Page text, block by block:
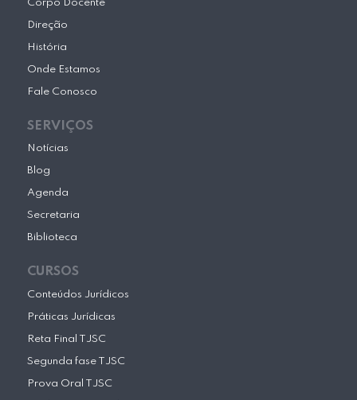
Corpo Docente
Direção
História
Onde Estamos
Fale Conosco
SERVIÇOS
Notícias
Blog
Agenda
Secretaria
Biblioteca
CURSOS
Conteúdos Jurídicos
Práticas Jurídicas
Reta Final TJSC
Segunda fase TJSC
Prova Oral TJSC